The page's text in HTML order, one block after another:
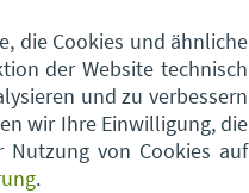
Maps geladen.
.
die Cookies und ähnliche
der Website technisch
und zu verbessern
wir Ihre Einwilligung, die
von Cookies auf
.